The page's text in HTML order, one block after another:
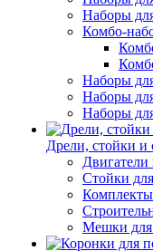
Наборы
Комбо-
Наборы
Наборы
Наборы
Дрели, стойки и
Двигатели
Стойки
Мешки для